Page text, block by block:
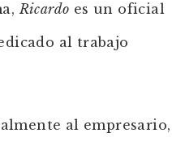
Ricardo es un oficial
al trabajo
al empresario,